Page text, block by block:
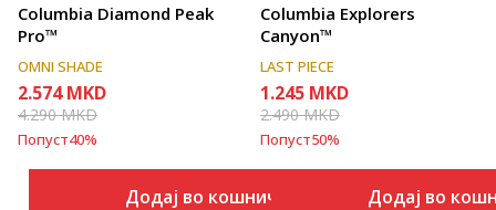
Columbia Diamond Peak
Pro™
OMNI SHADE
2.574 MKD
4.290MKD
Попуст40%
Додај во кошничка
Columbia Explorers
Canyon™
LAST PIECE
1.245 MKD
2.490MKD
Попуст50%
Додај во